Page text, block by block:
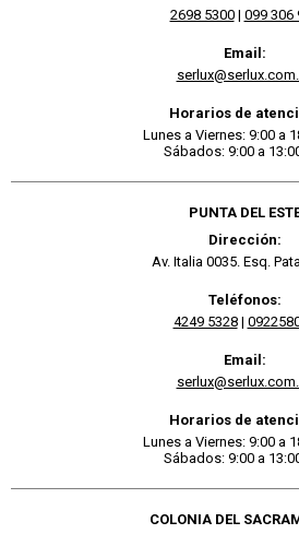
2698 5300| 099 306
Email:
Horarios de
Lunes a Viernes: 9:00 a
Sábados: 9:00 a
PUNTA DEL
Dirección:
Av. Italia 0035. Esq.
Teléfonos:
4249 5328|
Email:
Horarios de
Lunes a Viernes: 9:00 a
Sábados: 9:00 a
COLONIA DEL